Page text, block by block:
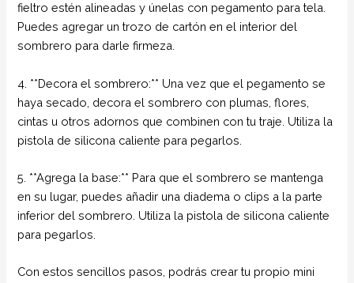
fieltro estén alineadas y únelas con pegamento para tela.
Puedes agregar un trozo de cartón en el interior del
sombrero para darle firmeza.
4. **Decora el sombrero:** Una vez que el pegamento se
haya secado, decora el sombrero con plumas, flores,
cintas u otros adornos que combinen con tu traje. Utiliza la
pistola de silicona caliente para pegarlos.
5. **Agrega la base:** Para que el sombrero se mantenga
en su lugar, puedes añadir una diadema o clips a la parte
inferior del sombrero. Utiliza la pistola de silicona caliente
para pegarlos.
Con estos sencillos pasos, podrás crear tu propio mini